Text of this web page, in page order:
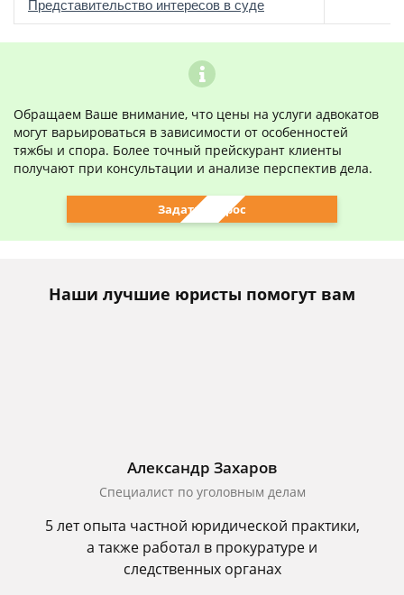
Представительство интересов в суде
Обращаем Ваше внимание, что цены на услуги адвокатов
могут варьироваться в зависимости от особенностей
тяжбы и спора. Более точный прейскурант клиенты
получают при консультации и анализе перспектив дела.
Задать вопрос
Наши лучшие юристы помогут вам
Александр Захаров
Специалист по уголовным делам
5 лет опыта частной юридической практики,
а также работал в прокуратуре и
следственных органах